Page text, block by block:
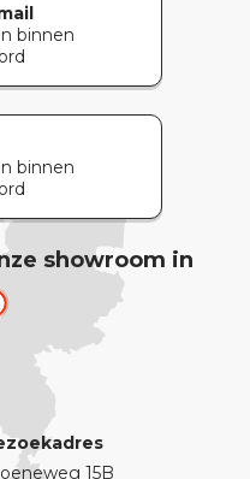
binnen
binnen
showroom in
15B